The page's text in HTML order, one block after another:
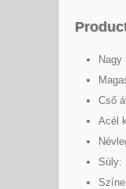
Nagy
Cső
Acél
Súly: